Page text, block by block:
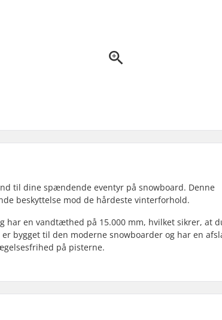
til dine spændende eventyr på snowboard. Denne
beskyttelse mod de hårdeste vinterforhold.
har en vandtæthed på 15.000 mm, hvilket sikrer, at
bygget til den moderne snowboarder og har en
på pisterne.